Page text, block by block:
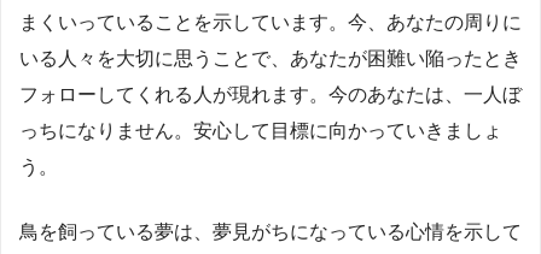
まくいっていることを示しています。今、あなたの周りに
いる人々を大切に思うことで、あなたが困難い陥ったとき
フォローしてくれる人が現れます。今のあなたは、一人ぼ
っちになりません。安心して目標に向かっていきましょ
う。
鳥を飼っている夢は、夢見がちになっている心情を示して